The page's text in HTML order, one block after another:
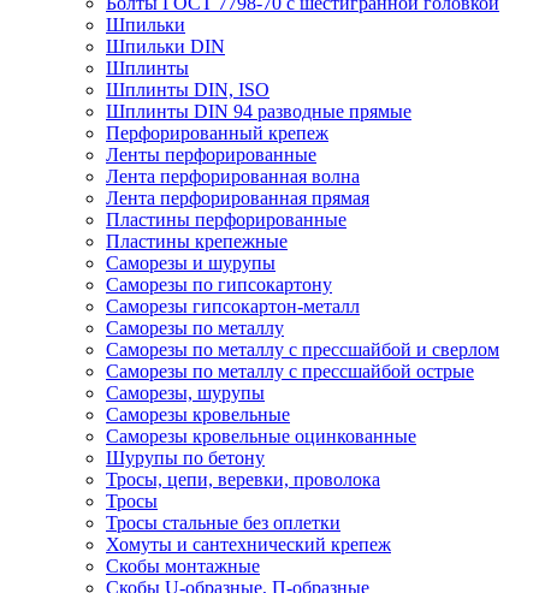
Шпильки
Шпильки DIN
Шплинты
Шплинты DIN, ISO
Шплинты DIN 94 разводные прямые
Перфорированный крепеж
Ленты перфорированные
Лента перфорированная волна
Лента перфорированная прямая
Пластины перфорированные
Пластины крепежные
Саморезы и шурупы
Саморезы по гипсокартону
Саморезы гипсокартон-металл
Саморезы по металлу
Саморезы по металлу с прессшайбой и сверлом
Саморезы по металлу с прессшайбой острые
Саморезы, шурупы
Саморезы кровельные
Саморезы кровельные оцинкованные
Шурупы по бетону
Тросы, цепи, веревки, проволока
Тросы
Тросы стальные без оплетки
Хомуты и сантехнический крепеж
Скобы монтажные
Скобы U-образные, П-образные